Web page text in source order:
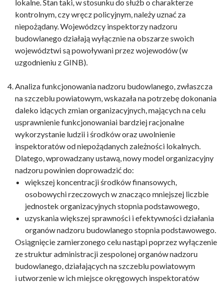
lokalne. Stan taki, w stosunku do służb o charakterze
kontrolnym, czy wręcz policyjnym, należy uznać za
niepożądany. Wojewódzcy inspektorzy nadzoru
budowlanego działają wyłącznie na obszarze swoich
województwi są powoływani przez wojewodów (w
uzgodnieniu z GINB).
Analiza funkcjonowania nadzoru budowlanego, zwłaszcza
na szczeblu powiatowym, wskazała na potrzebę dokonania
daleko idących zmian organizacyjnych, mających na celu
usprawnienie funkcjonowaniai bardziej racjonalne
wykorzystanie ludzii i środków oraz uwolnienie
inspektoratów od niepożądanych zależności lokalnych.
Dlatego, wprowadzany ustawą, nowy model organizacyjny
nadzoru powinien doprowadzić do:
większej koncentracji środków finansowych,
osobowychi rzeczowych w znacząco mniejszej liczbie
jednostek organizacyjnych stopnia podstawowego,
uzyskania większej sprawności i efektywności działania
organów nadzoru budowlanego stopnia podstawowego.
Osiągnięcie zamierzonego celu nastąpi poprzez wyłączenie
ze struktur administracji zespolonej organów nadzoru
budowlanego, działających na szczeblu powiatowym
i utworzenie w ich miejsce okręgowych inspektoratów